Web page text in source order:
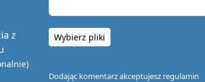
z
Wybierz pliki
Dodając komentarz akceptujesz regulamin